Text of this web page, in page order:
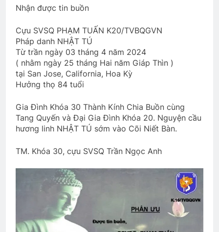
1 Year Ago
Xuân Đất Khách
2 Years Ago 3 Years Ago
Xuân này con không về
2 Years Ago
2 Years Ago
VỀ ĐI, ĐỪNG CHỜ NỮA!
3 Years Ago
Nhận được tin buồn
Cựu SVSQ PHẠM TUẤN K20/TVBQGVN
Pháp danh NHẬT TÚ
Từ trần ngày 03 tháng 4 năm 2024
( nhằm ngày 25 tháng Hai năm Giáp Thìn )
tại San Jose, California, Hoa Kỳ
Hưởng thọ 84 tuổi
Gia Đình Khóa 30 Thành Kính Chia Buồn cùng
Tang Quyến và Đại Gia Đình Khóa 20. Nguyện cầu
hương linh NHẬT TÚ sớm vào Cõi Niết Bàn.
TM. Khóa 30, cựu SVSQ Trần Ngọc Anh